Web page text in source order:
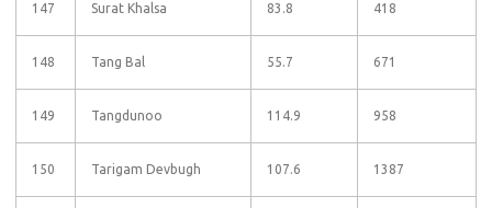
147 Surat Khalsa 83.8 418
148 Tang Bal 55.7 671
149 Tangdunoo 114.9 958
150 Tarigam Devbugh 107.6 1387